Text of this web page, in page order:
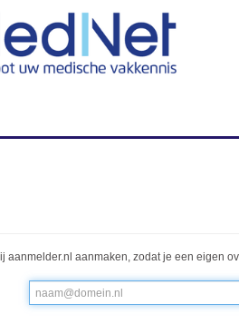
aanmelder.nl aanmaken, zodat je een eigen